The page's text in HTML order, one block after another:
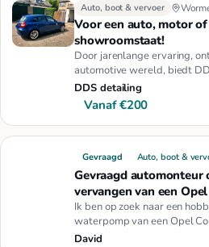
Auto, boot & vervoer
Voor een auto, motor
showroomstaat!
Door jarenlange ervaring,
automotive wereld, biedt
hoogstaande diensten in de …
DDS detailing
Vanaf €200
Gevraagd Auto, boot &
Gevraagd automonteur
vervangen van een Opel
Ik ben op zoek naar een
waterpomp van een Opel
David